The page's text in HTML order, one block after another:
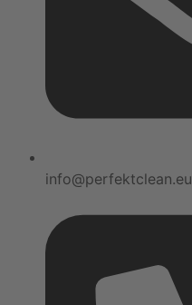
info@perfektclean.eu